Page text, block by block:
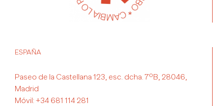
ESPAÑA
Paseo de la Castellana 123, esc. dcha. 7ºB, 28046,
Madrid
Móvil: +34 681 114 281